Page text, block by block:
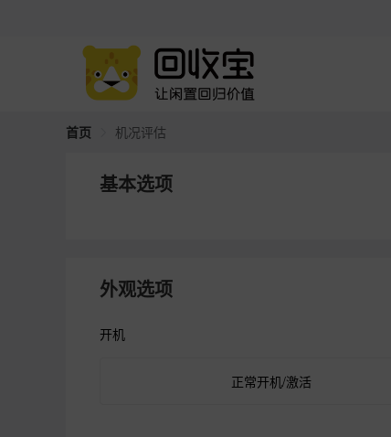
首页 机况评估
基本选项
外观选项
开机
正常开机/激活